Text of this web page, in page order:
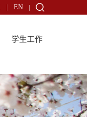
EN
学生工作